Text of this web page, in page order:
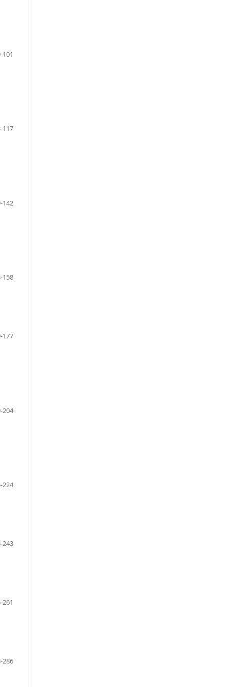
101
117
142
158
177
204
224
243
261
286